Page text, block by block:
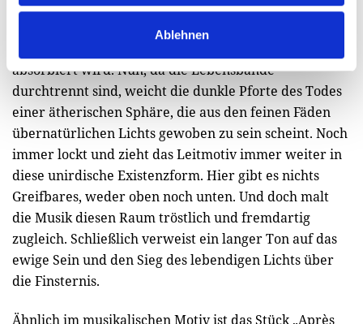
Ablehnen
die die Lebenswogen nichts auszurichten vermögen.
Sie werden immer flacher, bis sie einem Strich
absorbiert wird. Nun, da die Lebensbande
durchtrennt sind, weicht die dunkle Pforte des Todes
einer ätherischen Sphäre, die aus den feinen Fäden
übernatürlichen Lichts gewoben zu sein scheint. Noch
immer lockt und zieht das Leitmotiv immer weiter in
diese unirdische Existenzform. Hier gibt es nichts
Greifbares, weder oben noch unten. Und doch malt
die Musik diesen Raum tröstlich und fremdartig
zugleich. Schließlich verweist ein langer Ton auf das
ewige Sein und den Sieg des lebendigen Lichts über
die Finsternis.
Ähnlich im musikalischen Motiv ist das Stück „Après